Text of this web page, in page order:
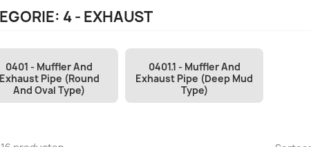
4 - EXHAUST
0401 - Muffler And
Exhaust Pipe (Round
And Oval Type)
0401.1 - Muffler And
Exhaust Pipe (Deep Mud
Type)